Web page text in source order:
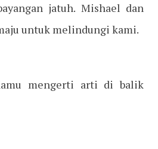
jatuh. Mishael dan
untuk melindungi kami.
mengerti arti di balik